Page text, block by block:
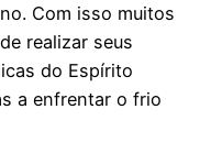
Com isso muitos
realizar seus
do Espírito
a enfrentar o frio